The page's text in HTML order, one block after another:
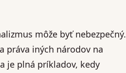
môže byť nebezpečný.
práva iných národov na
je plná príkladov, kedy